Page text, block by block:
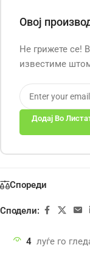
Овој
Не грижете се!
известиме
Додај Во
Спореди
Сподели:
4 луѓе го